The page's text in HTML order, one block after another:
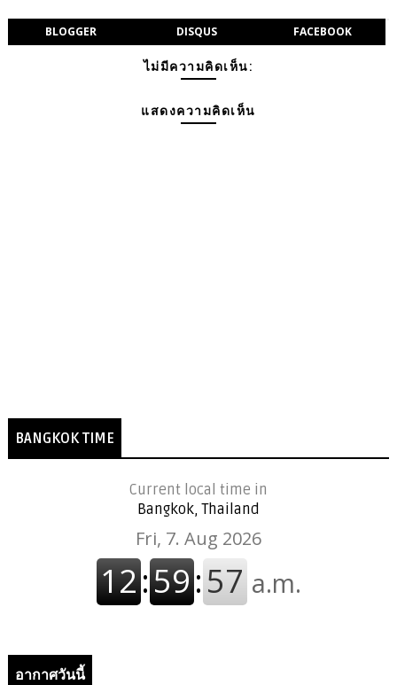
BLOGGER DISQUS FACEBOOK
ไม่มีความคิดเห็น:
แสดงความคิดเห็น
BANGKOK TIME
Current local time in
Bangkok, Thailand
อากาศวันนี้